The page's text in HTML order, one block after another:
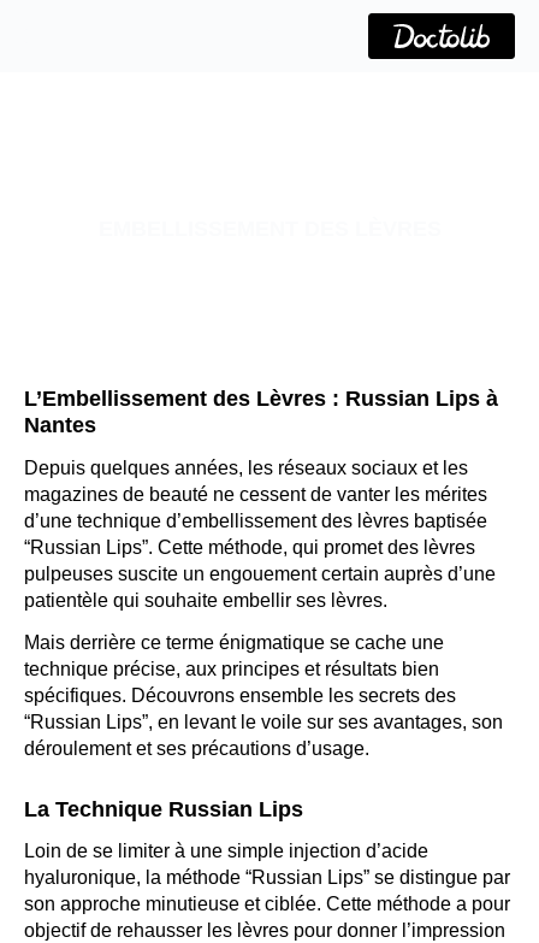
L’Embellissement des Lèvres : Russian Lips à
Nantes
Depuis quelques années, les réseaux sociaux et les
magazines de beauté ne cessent de vanter les mérites
d’une technique d’embellissement des lèvres baptisée
“Russian Lips”. Cette méthode, qui promet des lèvres
pulpeuses suscite un engouement certain auprès d’une
patientèle qui souhaite embellir ses lèvres.
Mais derrière ce terme énigmatique se cache une
technique précise, aux principes et résultats bien
spécifiques. Découvrons ensemble les secrets des
“Russian Lips”, en levant le voile sur ses avantages, son
déroulement et ses précautions d’usage.
La Technique Russian Lips
Loin de se limiter à une simple injection d’acide
hyaluronique, la méthode “Russian Lips” se distingue par
son approche minutieuse et ciblée. Cette méthode a pour
objectif de rehausser les lèvres pour donner l’impression